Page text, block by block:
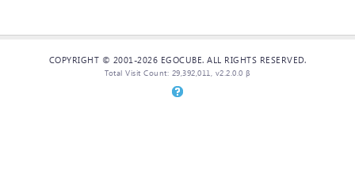
COPYRIGHT © 2001-2026 EGOCUBE. ALL RIGHTS RESERVED.
Total Visit Count: 29,392,011, v2.2.0.0 β